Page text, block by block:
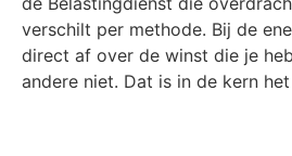
verschilt per methode. Bij de
direct af over de winst die je
andere niet. Dat is in de kern